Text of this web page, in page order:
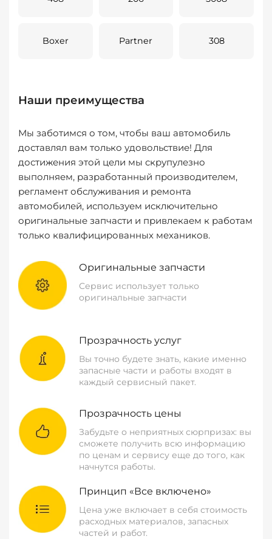
Boxer Partner 308
Наши преимущества
Мы заботимся о том, чтобы ваш автомобиль
доставлял вам только удовольствие! Для
достижения этой цели мы скрупулезно
выполняем, разработанный производителем,
регламент обслуживания и ремонта
автомобилей, используем исключительно
оригинальные запчасти и привлекаем к работам
только квалифицированных механиков.
Оригинальные запчасти
Сервис использует только
оригинальные запчасти
Прозрачность услуг
Вы точно будете знать, какие именно
запасные части и работы входят в
каждый сервисный пакет.
Прозрачность цены
Забудьте о неприятных сюрпризах: вы
сможете получить всю информацию
по ценам и сервису еще до того, как
начнутся работы.
Принцип «Все включено»
Цена уже включает в себя стоимость
расходных материалов, запасных
частей и работ.